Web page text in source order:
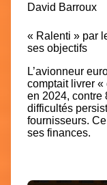
David Barroux
« Ralenti » par
ses objectifs
L’avionneur
comptait livrer «
en 2024, contre
difficultés
fournisseurs.
ses finances.